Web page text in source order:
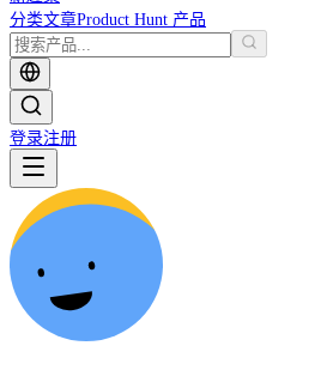
分类文章Product Hunt 产品
登录注册